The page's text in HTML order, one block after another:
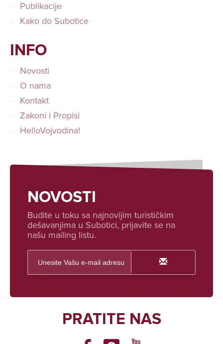
Publikacije
Kako do Subotice
INFO
Novosti
O nama
Kontakt
Zakoni i Propisi
HelloVojvodina!
NOVOSTI
Budite u toku sa najnovijim turističkim
dešavanjima u Subotici, prijavite se na
našu mailing listu.
PRATITE NAS